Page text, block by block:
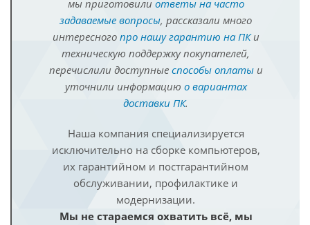
мы приготовили ответы на часто
задаваемые вопросы, рассказали много
интересного про нашу гарантию на ПКи
техническую поддержку покупателей,
перечислили доступные способы оплатыи
уточнили информацию о вариантах
доставки ПК.
Наша компания специализируется
исключительно на сборке компьютеров,
их гарантийном и постгарантийном
обслуживании, профилактике и
модернизации.
Мы не стараемся охватить всё, мы